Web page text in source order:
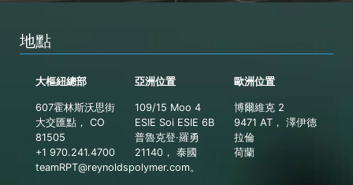
地點
大樞紐總部
607霍林斯沃思街
大交匯點， CO
81505
+1 970.241.4700
teamRPT@reynoldspolymer.com。
亞洲位置
109/15 Moo 4
ESIE Soi ESIE 6B
普魯克登·羅勇
21140， 泰國
歐洲位置
博爾維克 2
9471 AT， 澤伊德
拉倫
荷蘭